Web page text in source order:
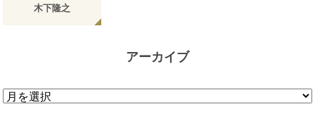
木下隆之
アーカイブ
ア